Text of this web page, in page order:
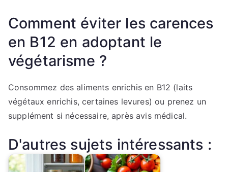
Comment éviter les carences
en B12 en adoptant le
végétarisme ?
Consommez des aliments enrichis en B12 (laits
végétaux enrichis, certaines levures) ou prenez un
supplément si nécessaire, après avis médical.
D'autres sujets intéressants :